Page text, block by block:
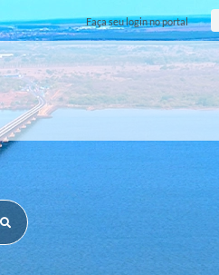
Faça seu login no portal